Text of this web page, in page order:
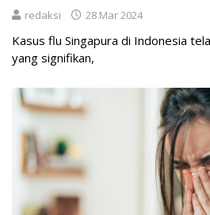
redaksi 28 Mar 2024
Kasus flu Singapura di Indonesia
yang signifikan,